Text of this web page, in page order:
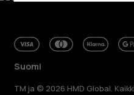
Suomi
TM ja © 2026 HMD Global.